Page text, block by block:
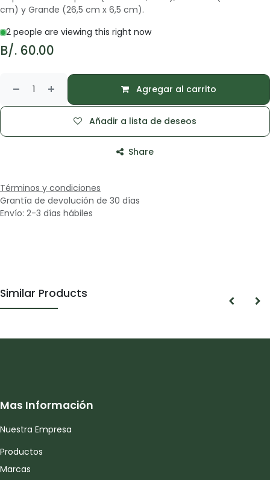
cm) y Grande (26,5 cm x 6,5 cm).
2 people are viewing this right now
B/. 60.00
Agregar al carrito
Añadir a lista de deseos
Share
Términos y condiciones
Grantía de devolución de 30 días
Envío: 2-3 días hábiles
Similar Products
Mas Información
Nuestra Empresa
Productos
Marcas